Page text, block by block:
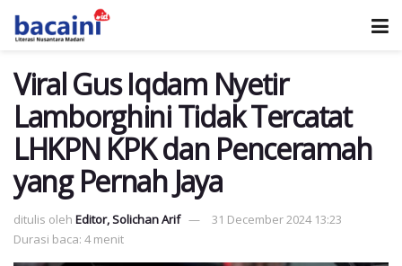
Viral Gus Iqdam Nyetir
Lamborghini Tidak Tercatat
LHKPN KPK dan Penceramah
yang Pernah Jaya
ditulis oleh Editor, Solichan Arif
31 December 2024 13:23
Durasi baca: 4 menit